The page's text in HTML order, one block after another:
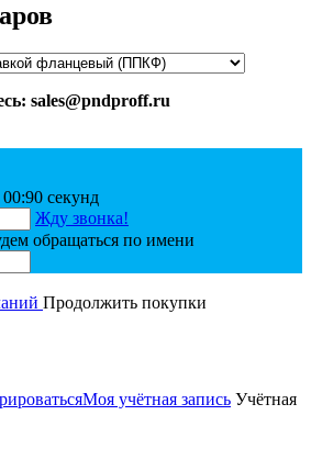
sales@pndproff.ru
00:90 секунд
Жду звонка!
обращаться по имени
Продолжить покупки
Моя учётная запись Учётная